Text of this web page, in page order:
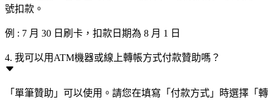
號扣款。
例 : 7 月 30 日刷卡，扣款日期為 8 月 1 日
4. 我可以用ATM機器或線上轉帳方式付款贊助嗎？
「單筆贊助」可以使用。請您在填寫「付款方式」時選擇「轉